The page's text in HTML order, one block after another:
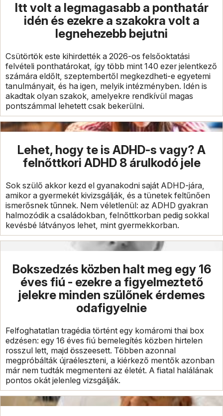
Itt volt a legmagasabb a ponthatár
idén és ezekre a szakokra volt a
legnehezebb bejutni
Csütörtök este kihirdették a 2026-os felsőoktatási
felvételi ponthatárokat, így több mint 140 ezer jelentkező
számára eldőlt, szeptembertől megkezdheti-e egyetemi
tanulmányait, és ha igen, melyik intézményben. Idén is
akadtak olyan szakok, amelyekre rendkívül magas
pontszámmal lehetett csak bekerülni.
Lehet, hogy te is ADHD-s vagy? A
felnőttkori ADHD 8 árulkodó jele
Sok szülő akkor kezd el gyanakodni saját ADHD-jára,
amikor a gyermekét kivizsgálják, és a tünetek feltűnően
ismerősnek tűnnek. Nem véletlenül: az ADHD gyakran
halmozódik a családokban, felnőttkorban pedig sokkal
kevésbé látványos lehet, mint gyermekkorban.
Bokszedzés közben halt meg egy 16
éves fiú - ezekre a figyelmeztető
jelekre minden szülőnek érdemes
odafigyelnie
Felfoghatatlan tragédia történt egy komáromi thai box
edzésen: egy 16 éves fiú bemelegítés közben hirtelen
rosszul lett, majd összeesett. Többen azonnal
megpróbálták újraéleszteni, a kiérkező mentők azonban
már nem tudták megmenteni az életét. A fiatal halálának
pontos okát jelenleg vizsgálják.